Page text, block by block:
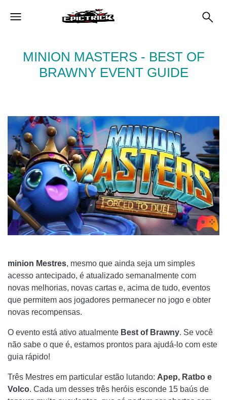
MINION MASTERS - BEST OF
BRAWNY EVENT GUIDE
minion Mestres, mesmo que ainda seja um simples
acesso antecipado, é atualizado semanalmente com
novas melhorias, novas cartas e, acima de tudo, eventos
que permitem aos jogadores permanecer no jogo e obter
novas recompensas.
O evento está ativo atualmente Best of Brawny. Se você
não sabe o que é, estamos prontos para ajudá-lo com este
guia rápido!
Três Mestres em particular estão lutando: Apep, Ratbo e
Volco. Cada um desses três heróis esconde 15 baús de